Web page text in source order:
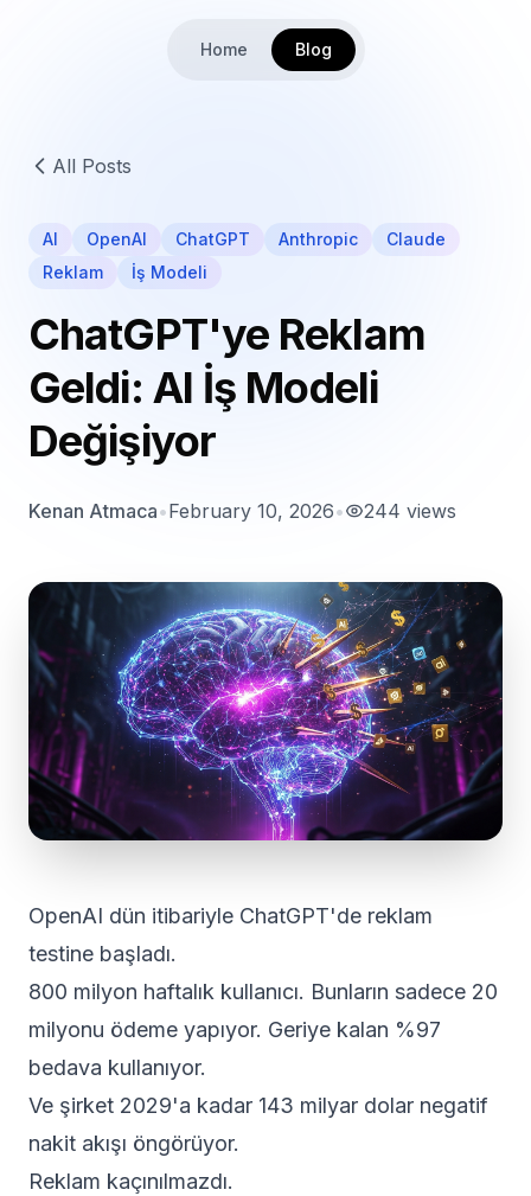
Home Blog
All Posts
AI OpenAI ChatGPT Anthropic
Claude
Reklam
İş Modeli
ChatGPT'ye Reklam
Geldi: AI İş Modeli
Değişiyor
Kenan Atmaca•February 10, 2026• 244 views
OpenAI dün itibariyle ChatGPT'de reklam
testine başladı.
800 milyon haftalık kullanıcı. Bunların sadece 20
milyonu ödeme yapıyor. Geriye kalan %97
bedava kullanıyor.
Ve şirket 2029'a kadar 143 milyar dolar negatif
nakit akışı öngörüyor.
Reklam kaçınılmazdı.